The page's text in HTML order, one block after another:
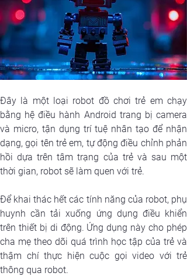
Đây là một loại robot đồ chơi trẻ em chạy
bằng hệ điều hành Android trang bị camera
và micro, tận dụng trí tuệ nhân tạo để nhận
dạng, gọi tên trẻ em, tự động điều chỉnh phản
hồi dựa trên tâm trạng của trẻ và sau một
thời gian, robot sẽ làm quen với trẻ.
Để khai thác hết các tính năng của robot, phụ
huynh cần tải xuống ứng dụng điều khiển
trên thiết bị di động. Ứng dụng này cho phép
cha mẹ theo dõi quá trình học tập của trẻ và
thậm chí thực hiện cuộc gọi video với trẻ
thông qua robot.